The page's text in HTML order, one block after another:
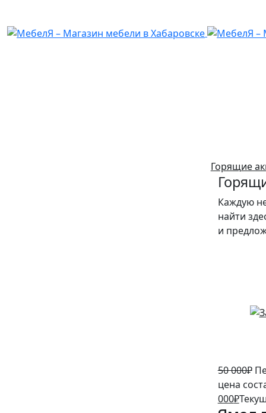
Горящие
Каждую
найти
и
50 000₽
цена
000₽